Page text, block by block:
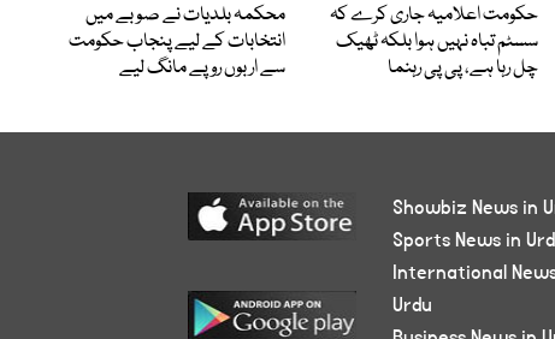
حکومت اعلامیہ جاری کرے کہ
سسٹم تباہ نہیں ہوا بلکہ ٹھیک
چل رہا ہے، پی پی رہنما
محکمہ بلدیات نے صوبے میں
انتخابات کے لیے پنجاب حکومت
سے اربوں روپے مانگ لیے
Showbiz News in
Sports News in
International
Urdu